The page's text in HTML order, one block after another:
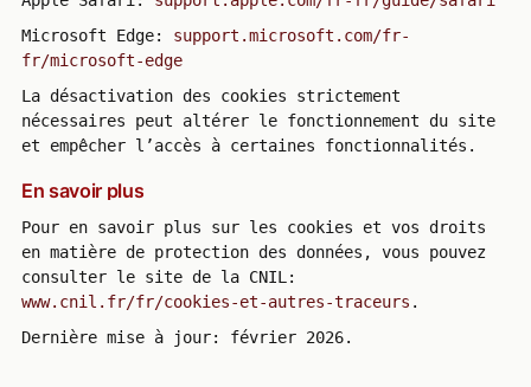
Microsoft Edge: support.microsoft.com/fr-
fr/microsoft-edge
La désactivation des cookies strictement
nécessaires peut altérer le fonctionnement du site
et empêcher l’accès à certaines fonctionnalités.
En savoir plus
Pour en savoir plus sur les cookies et vos droits
en matière de protection des données, vous pouvez
consulter le site de la CNIL:
www.cnil.fr/fr/cookies-et-autres-traceurs .
Dernière mise à jour: février 2026.